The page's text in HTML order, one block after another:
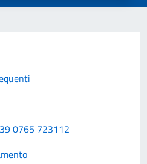
0765 723112